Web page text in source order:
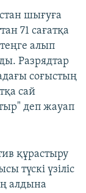
шығуға
71 сағатқа
алып
Разрядтар
соғыстың
сай
деп жауап
құрастыру
түскі үзіліс
алдына